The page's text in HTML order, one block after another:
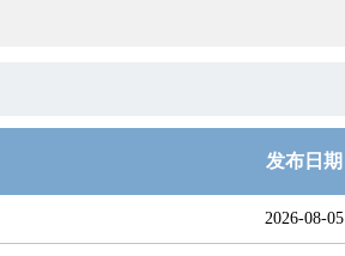
发布日期
2026-08-05